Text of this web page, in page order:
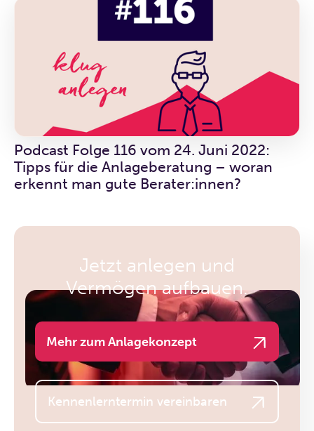
Podcast Folge 116 vom 24. Juni 2022:
Tipps für die Anlageberatung – woran
erkennt man gute Berater:innen?
Jetzt anlegen und
Vermögen aufbauen.
Mehr zum Anlagekonzept
Kennenlerntermin vereinbaren